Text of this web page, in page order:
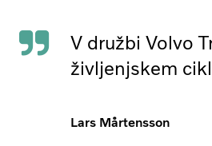
V družbi Volvo
življenjskem
Lars Mårtensson